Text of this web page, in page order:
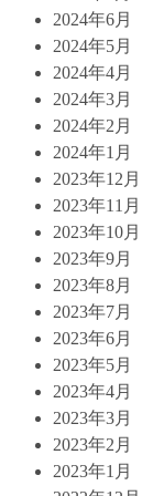
2024年6月
2024年5月
2024年4月
2024年3月
2024年2月
2024年1月
2023年12月
2023年11月
2023年10月
2023年9月
2023年8月
2023年7月
2023年6月
2023年5月
2023年4月
2023年3月
2023年2月
2023年1月